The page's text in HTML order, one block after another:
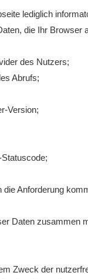
lediglich
die Ihr Browser
des Nutzers;
Abrufs;
Version;
die Anforderung
Daten zusammen
Zweck der